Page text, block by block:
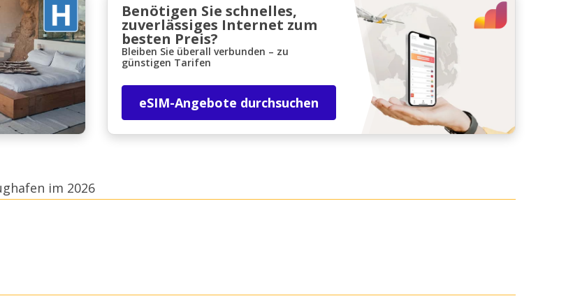
Benötigen Sie schnelles,
zuverlässiges Internet zum
besten Preis?
Bleiben Sie überall verbunden – zu
günstigen Tarifen
eSIM-Angebote durchsuchen
im 2026
Mit eLink anmelden